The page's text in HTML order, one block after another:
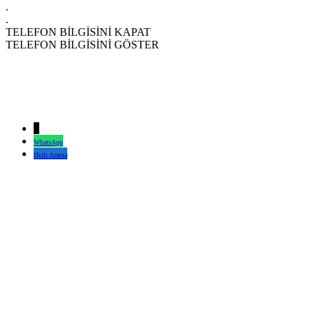
.
.
TELEFON BİLGİSİNİ KAPAT
TELEFON BİLGİSİNİ GÖSTER
WhatsApp
Hızlı Arama